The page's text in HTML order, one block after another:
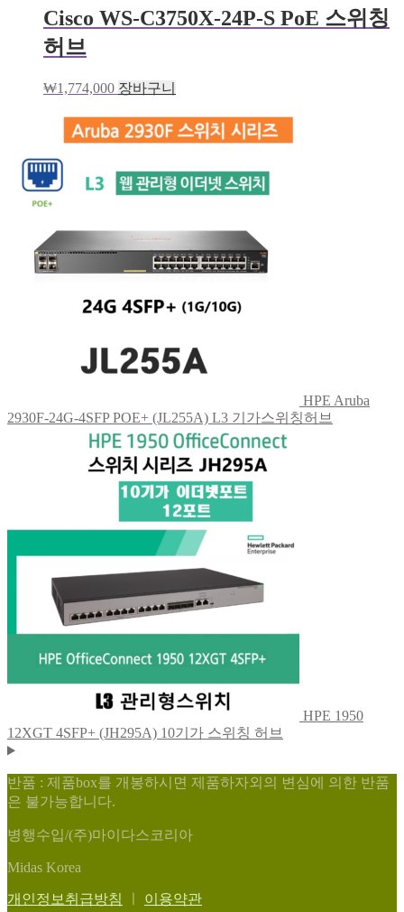
Cisco WS-C3750X-24P-S PoE 스위칭
허브
₩1,774,000 장바구니
HPE Aruba
2930F-24G-4SFP POE+ (JL255A) L3 기가스위칭허브
HPE 1950
12XGT 4SFP+ (JH295A) 10기가 스위칭 허브
반품 : 제품box를 개봉하시면 제품하자외의 변심에 의한 반품
은 불가능합니다.
병행수입/(주)마이다스코리아
Midas Korea
개인정보취급방침 이용약관